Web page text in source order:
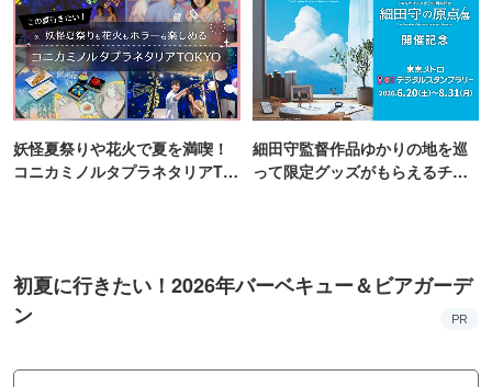
妖怪夏祭りや花火で夏を満喫！
コニカミノルタプラネタリアTO
細田守監督作品ゆかりの地を巡
って限定グッズがもらえるチャ
初夏に行きたい！2026年バーベキュー＆ビアガーデ
ン
PR